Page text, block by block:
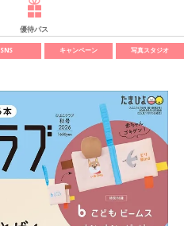
優待パス
SNS キャンペーン 写真スタジオ